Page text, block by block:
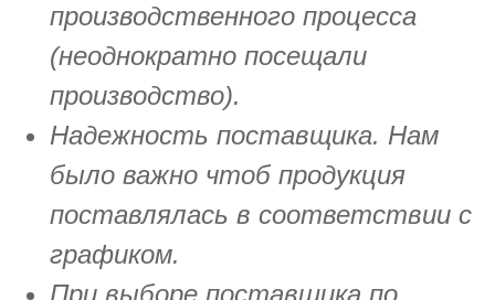
производственного процесса
(неоднократно посещали
производство).
Надежность поставщика. Нам
было важно чтоб продукция
поставлялась в соответствии с
графиком.